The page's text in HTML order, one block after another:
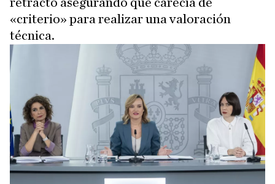
«criterio» para realizar una valoración
técnica.